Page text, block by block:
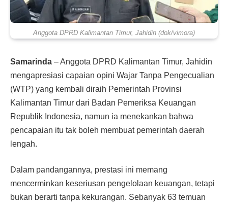
Anggota DPRD Kalimantan Timur, Jahidin (dok/vimora)
Samarinda – Anggota DPRD Kalimantan Timur, Jahidin
mengapresiasi capaian opini Wajar Tanpa Pengecualian
(WTP) yang kembali diraih Pemerintah Provinsi
Kalimantan Timur dari Badan Pemeriksa Keuangan
Republik Indonesia, namun ia menekankan bahwa
pencapaian itu tak boleh membuat pemerintah daerah
lengah.
Dalam pandangannya, prestasi ini memang
mencerminkan keseriusan pengelolaan keuangan, tetapi
bukan berarti tanpa kekurangan. Sebanyak 63 temuan